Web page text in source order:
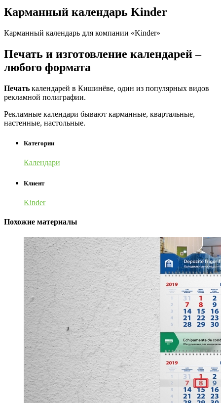
Карманный календарь Kinder
Карманный календарь для компании «Kinder»
Печать и изготовление календарей –
любого формата
Печать календарей в Кишинёве, один из популярных видов
рекламной полиграфии.
Рекламные календари бывают карманные, квартальные,
настенные, настольные.
Категории
Календари
Клиент
Kinder
Похожие материалы